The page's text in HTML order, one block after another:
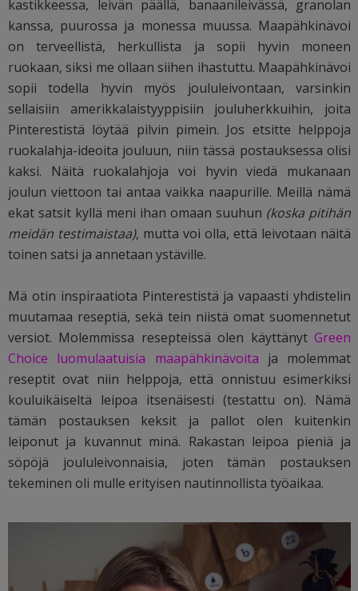
kastikkeessa, leivän päällä, banaanileivässä, granolan
kanssa, puurossa ja monessa muussa. Maapähkinävoi
on terveellistä, herkullista ja sopii hyvin moneen
ruokaan, siksi me ollaan siihen ihastuttu. Maapähkinävoi
sopii todella hyvin myös joululeivontaan, varsinkin
sellaisiin amerikkalaistyyppisiin jouluherkkuihin, joita
Pinterestistä löytää pilvin pimein. Jos etsitte helppoja
ruokalahja-ideoita jouluun, niin tässä postauksessa olisi
kaksi. Näitä ruokalahjoja voi hyvin viedä mukanaan
joulun viettoon tai antaa vaikka naapurille. Meillä nämä
ekat satsit kyllä meni ihan omaan suuhun (koska pitihän
meidän testimaistaa), mutta voi olla, että leivotaan näitä
toinen satsi ja annetaan ystäville.
Mä otin inspiraatiota Pinterestistä ja vapaasti yhdistelin
muutamaa reseptiä, sekä tein niistä omat suomennetut
versiot. Molemmissa resepteissä olen käyttänytGreen
Choice luomulaatuisia maapähkinävoita ja molemmat
reseptit ovat niin helppoja, että onnistuu esimerkiksi
kouluikäiseltä leipoa itsenäisesti (testattu on). Nämä
tämän postauksen keksit ja pallot olen kuitenkin
leiponut ja kuvannut minä. Rakastan leipoa pieniä ja
söpöjä joululeivonnaisia, joten tämän postauksen
tekeminen oli mulle erityisen nautinnollista työaikaa.